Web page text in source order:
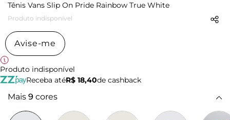
Tênis Vans Slip On Pride Rainbow True White
Produto indisponível
Avise-me
Produto indisponível
Receba atéR$ 18,40de cashback
Mais 9 cores